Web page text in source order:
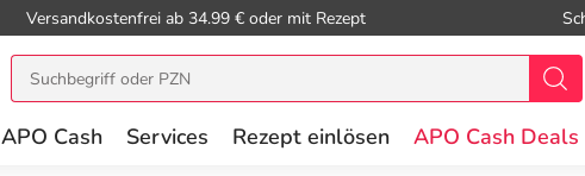
Versandkostenfrei ab 34.99 € oder mit Rezept
APO Cash Services Rezept einlösen APO Cash Deals